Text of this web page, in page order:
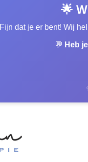
🌟
Fijn dat je er bent! Wij
💬 Heb